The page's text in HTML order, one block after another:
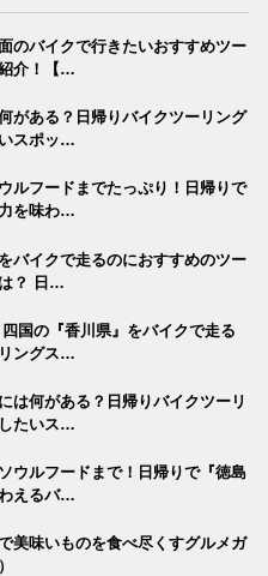
のバイクで行きたいおすすめツー
介！【…
がある？日帰りバイクツーリング
スポッ…
ルフードまでたっぷり！日帰りで
力を味わ…
バイクで走るのにおすすめのツー
？ 日…
国の『香川県』をバイクで走る
ングス…
は何がある？日帰りバイクツーリ
たいス…
ウルフードまで！日帰りで『徳島
えるバ…
美味いものを食べ尽くすグルメガ